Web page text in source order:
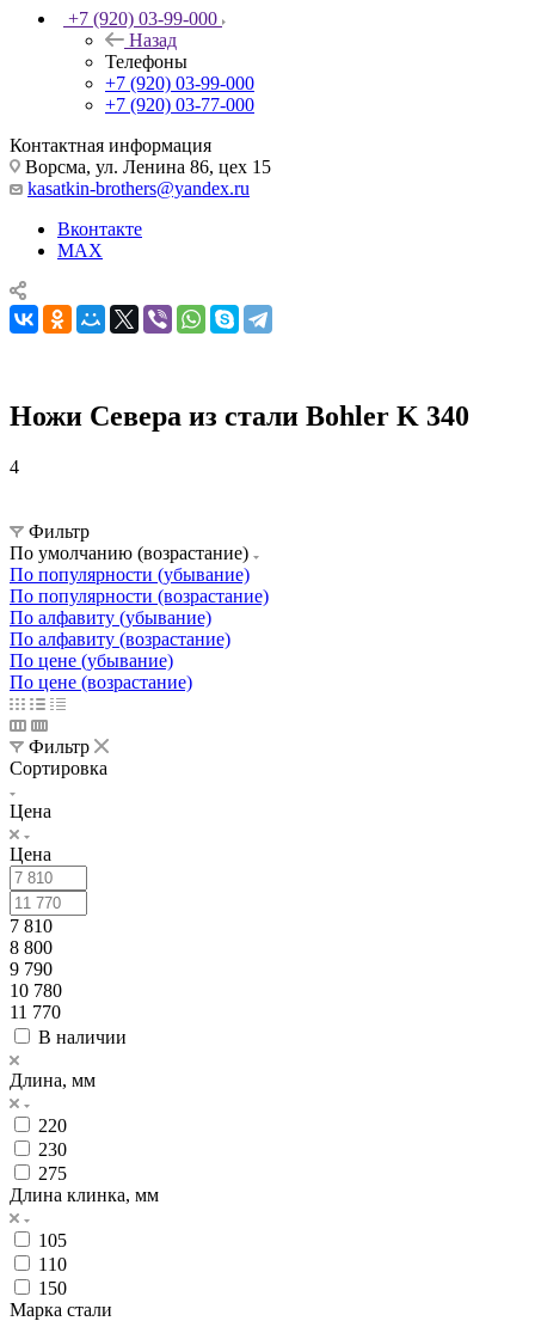
+7 (920) 03-99-000
Назад
Телефоны
+7 (920) 03-99-000
+7 (920) 03-77-000
Контактная информация
Ворсма, ул. Ленина 86, цех 15
kasatkin-brothers@yandex.ru
Вконтакте
MAX
Ножи Севера из стали Bohler K 340
4
Фильтр
По умолчанию (возрастание)
По популярности (убывание)
По популярности (возрастание)
По алфавиту (убывание)
По алфавиту (возрастание)
По цене (убывание)
По цене (возрастание)
Фильтр
Сортировка
Цена
Цена
7 810
8 800
9 790
10 780
11 770
В наличии
Длина, мм
220
230
275
Длина клинка, мм
105
110
150
Марка стали